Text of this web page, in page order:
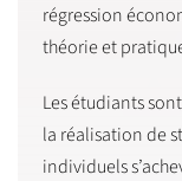
régression
théorie et
Les étudiants sont
la réalisation de
individuels